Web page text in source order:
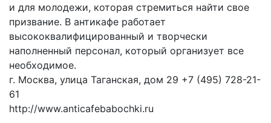
и для молодежи, которая стремиться найти свое
призвание. В антикафе работает
высококвалифицированный и творчески
наполненный персонал, который организует все
необходимое.
г. Москва, улица Таганская, дом 29 +7 (495) 728-21-
61
http://www.anticafebabochki.ru